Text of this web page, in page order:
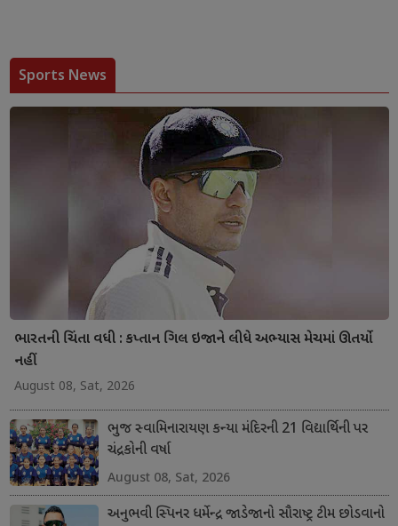
Sports News
ભારતની ચિંતા વધી : કપ્તાન ગિલ ઇજાને લીધે અભ્યાસ મેચમાં ઊતર્યો
નહીં
August 08, Sat, 2026
ભુજ સ્વામિનારાયણ કન્યા મંદિરની 21 વિદ્યાર્થિની પર
ચંદ્રકોની વર્ષા
August 08, Sat, 2026
અનુભવી સ્પિનર ધર્મેન્દ્ર જાડેજાનો સૌરાષ્ટ્ર ટીમ છોડવાનો